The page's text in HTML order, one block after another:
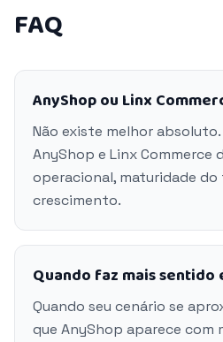
FAQ
AnyShop ou Linx
Não existe melhor
AnyShop e Linx Commerce
operacional, maturidade
crescimento.
Quando faz mais sentido
Quando seu cenário se
que AnyShop aparece com